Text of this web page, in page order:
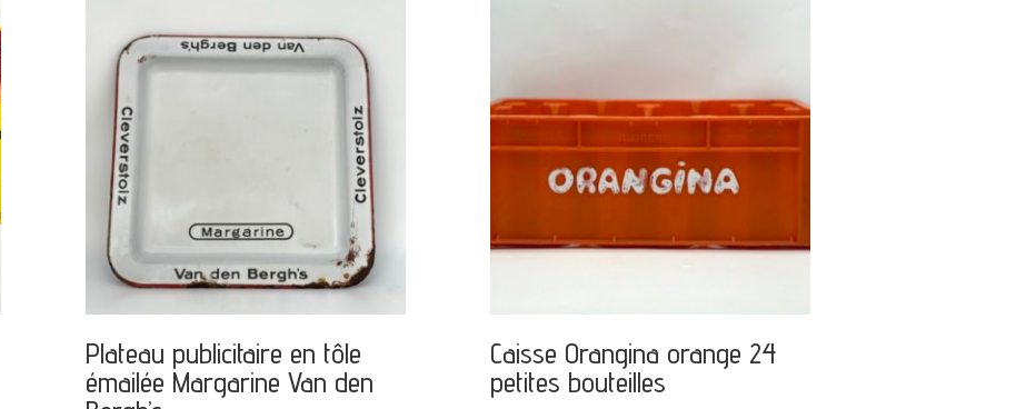
Plateau publicitaire en tôle
émailée Margarine Van den
Caisse Orangina orange 24
petites bouteilles